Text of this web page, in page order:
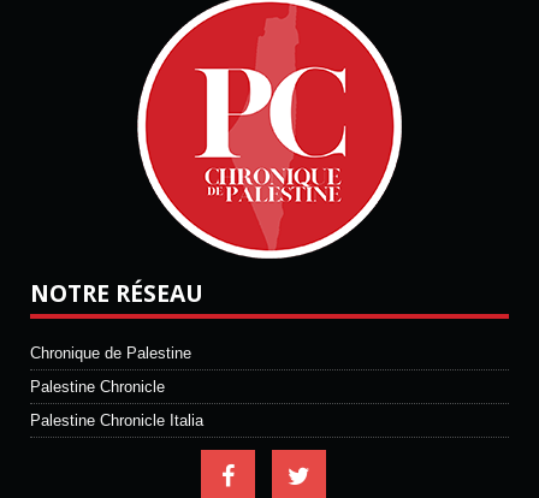
NOTRE RÉSEAU
Chronique de Palestine
Palestine Chronicle
Palestine Chronicle Italia